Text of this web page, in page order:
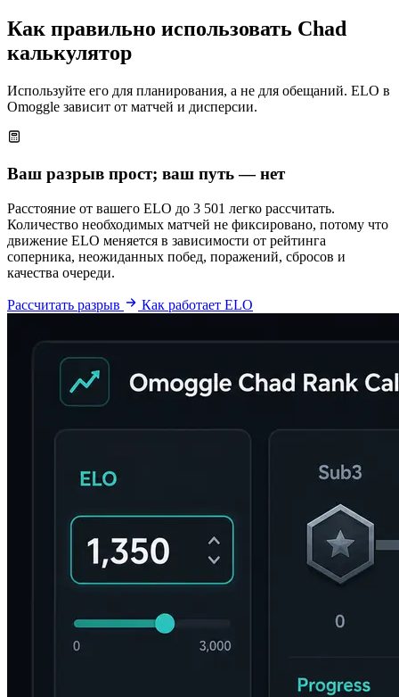
Как правильно использовать Chad
калькулятор
Используйте его для планирования, а не для обещаний. ELO в
Omoggle зависит от матчей и дисперсии.
Ваш разрыв прост; ваш путь — нет
Расстояние от вашего ELO до 3 501 легко рассчитать.
Количество необходимых матчей не фиксировано, потому что
движение ELO меняется в зависимости от рейтинга
соперника, неожиданных побед, поражений, сбросов и
качества очереди.
Рассчитать разрыв Как работает ELO